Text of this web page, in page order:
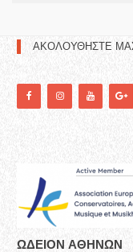
ΑΚΟΛΟΥΘΗΣΤΕ ΜΑΣ
ΩΔΕΙΟN ΑΘΗΝΩΝ